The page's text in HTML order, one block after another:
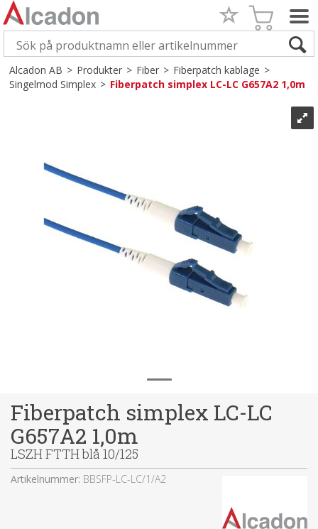
Alcadon AB>Produkter>Fiber>Fiberpatch kablage>
Singelmod Simplex>Fiberpatch simplex LC-LC G657A2 1,0m
Fiberpatch simplex LC-LC
G657A2 1,0m
LSZH FTTH blå 10/125
Artikelnummer: BBSFP-LC-LC/1/A2